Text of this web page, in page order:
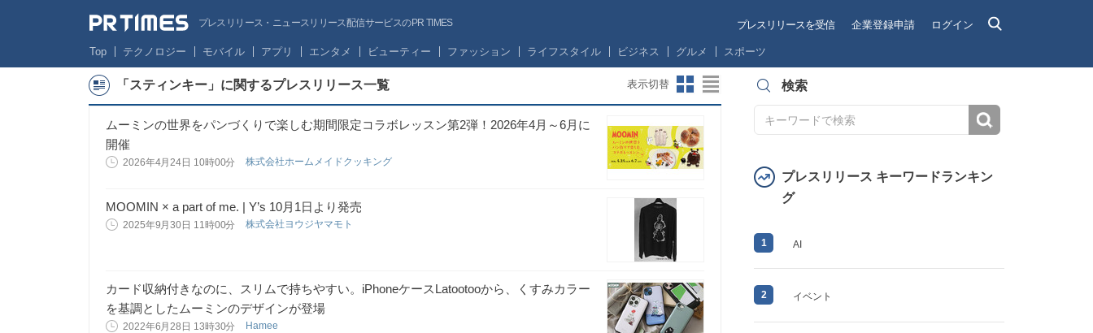
プレスリリース・ニュースリリース配信サービスのPR TIMES プレスリリースを受信 企業登録申請 ログイン
Top テクノロジー モバイル アプリ エンタメ ビューティー ファッション ライフスタイル ビジネス グルメ スポーツ
「スティンキー」に関するプレスリリース一覧 表示切替
ムーミンの世界をパンづくりで楽しむ期間限定コラボレッスン第2弾！2026年4月～6月に
開催
2026年4月24日 10時00分 株式会社ホームメイドクッキング
MOOMIN × a part of me. | Y’s 10月1日より発売
2025年9月30日 11時00分 株式会社ヨウジヤマモト
カード収納付きなのに、スリムで持ちやすい。iPhoneケースLatootooから、くすみカラー
を基調としたムーミンのデザインが登場
2022年6月28日 13時30分 Hamee
検索
プレスリリース キーワードランキン
グ
1 AI
2 イベント